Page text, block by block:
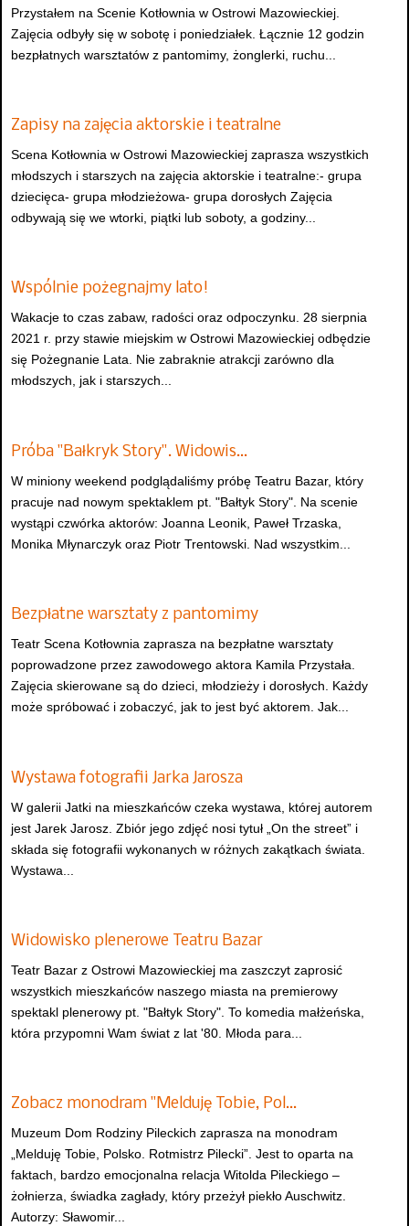
Przystałem na Scenie Kotłownia w Ostrowi Mazowieckiej.
Zajęcia odbyły się w sobotę i poniedziałek. Łącznie 12 godzin
bezpłatnych warsztatów z pantomimy, żonglerki, ruchu...
Zapisy na zajęcia aktorskie i teatralne
Scena Kotłownia w Ostrowi Mazowieckiej zaprasza wszystkich
młodszych i starszych na zajęcia aktorskie i teatralne:- grupa
dziecięca- grupa młodzieżowa- grupa dorosłych Zajęcia
odbywają się we wtorki, piątki lub soboty, a godziny...
Wspólnie pożegnajmy lato!
Wakacje to czas zabaw, radości oraz odpoczynku. 28 sierpnia
2021 r. przy stawie miejskim w Ostrowi Mazowieckiej odbędzie
się Pożegnanie Lata. Nie zabraknie atrakcji zarówno dla
młodszych, jak i starszych...
Próba "Bałkryk Story". Widowis…
W miniony weekend podglądaliśmy próbę Teatru Bazar, który
pracuje nad nowym spektaklem pt. "Bałtyk Story". Na scenie
wystąpi czwórka aktorów: Joanna Leonik, Paweł Trzaska,
Monika Młynarczyk oraz Piotr Trentowski. Nad wszystkim...
Bezpłatne warsztaty z pantomimy
Teatr Scena Kotłownia zaprasza na bezpłatne warsztaty
poprowadzone przez zawodowego aktora Kamila Przystała.
Zajęcia skierowane są do dzieci, młodzieży i dorosłych. Każdy
może spróbować i zobaczyć, jak to jest być aktorem. Jak...
Wystawa fotografii Jarka Jarosza
W galerii Jatki na mieszkańców czeka wystawa, której autorem
jest Jarek Jarosz. Zbiór jego zdjęć nosi tytuł „On the street” i
składa się fotografii wykonanych w różnych zakątkach świata.
Wystawa...
Widowisko plenerowe Teatru Bazar
Teatr Bazar z Ostrowi Mazowieckiej ma zaszczyt zaprosić
wszystkich mieszkańców naszego miasta na premierowy
spektakl plenerowy pt. "Bałtyk Story". To komedia małżeńska,
która przypomni Wam świat z lat '80. Młoda para...
Zobacz monodram "Melduję Tobie, Pol…
Muzeum Dom Rodziny Pileckich zaprasza na monodram
„Melduję Tobie, Polsko. Rotmistrz Pilecki”. Jest to oparta na
faktach, bardzo emocjonalna relacja Witolda Pileckiego –
żołnierza, świadka zagłady, który przeżył piekło Auschwitz.
Autorzy: Sławomir...